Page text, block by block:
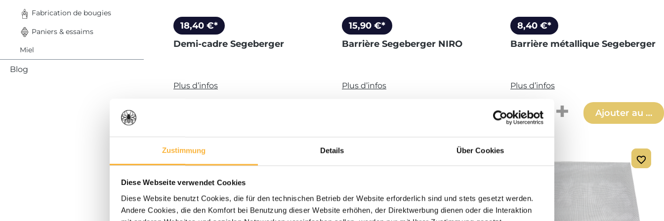
Zustimmung Details Über Cookies
Diese Webseite verwendet Cookies
Diese Website benutzt Cookies, die für den technischen Betrieb der Website erforderlich sind und stets gesetzt werden.
Andere Cookies, die den Komfort bei Benutzung dieser Website erhöhen, der Direktwerbung dienen oder die Interaktion
Fabrication de bougies
Paniers & essaims
Miel
Blog
18,40 €*
Demi-cadre Segeberger
Plus d’infos
Quantité de produit : Entrez la quantité souhaitée ou utilisez les boutons pour
15,90 €*
Barrière Segeberger NIRO
Plus d’infos
Quantité de produit : Entrez la quantité souhaitée
Ajouter au panier
8,40 €*
Barrière métallique Segeberger
Plus d’infos
Quantité de produit :
Ajouter au